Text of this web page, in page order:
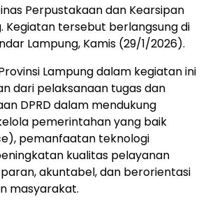
Perpustakaan dan Kearsipan
Kegiatan tersebut berlangsung di
Lampung, Kamis (29/1/2026).
Lampung dalam kegiatan ini
dari pelaksanaan tugas dan
DPRD dalam mendukung
pemerintahan yang baik
pemanfaatan teknologi
kualitas pelayanan
akuntabel, dan berorientasi
masyarakat.